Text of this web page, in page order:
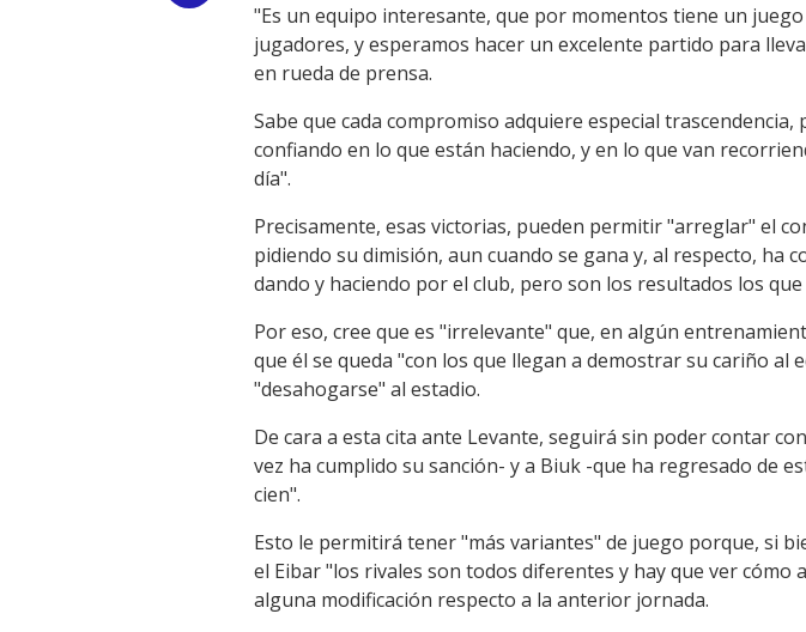
Link
"Es un equipo interesante, que por momentos tiene un
jugadores, y esperamos hacer un excelente partido para
en rueda de prensa.
Sabe que cada compromiso adquiere especial
confiando en lo que están haciendo, y en lo que van
día".
Precisamente, esas victorias, pueden permitir "arreglar" el
pidiendo su dimisión, aun cuando se gana y, al respecto, ha
dando y haciendo por el club, pero son los resultados los
Por eso, cree que es "irrelevante" que, en algún
que él se queda "con los que llegan a demostrar su cariño al
"desahogarse" al estadio.
De cara a esta cita ante Levante, seguirá sin poder contar
vez ha cumplido su sanción- y a Biuk -que ha regresado de
cien".
Esto le permitirá tener "más variantes" de juego porque, si
el Eibar "los rivales son todos diferentes y hay que ver
alguna modificación respecto a la anterior jornada.